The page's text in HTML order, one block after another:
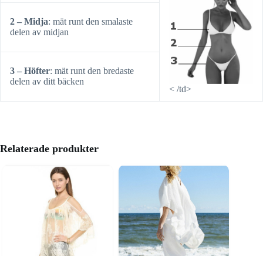
< /td>
2 – Midja: mät runt den smalaste
delen av midjan
3 – Höfter: mät runt den bredaste
delen av ditt bäcken
Relaterade produkter